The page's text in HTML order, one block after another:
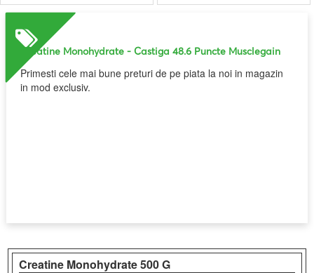
Creatine Monohydrate- Castiga 48.6 Puncte Musclegain
Primesti cele mai bune preturi de pe piata la noi in magazin
in mod exclusiv.
Creatine Monohydrate500 G